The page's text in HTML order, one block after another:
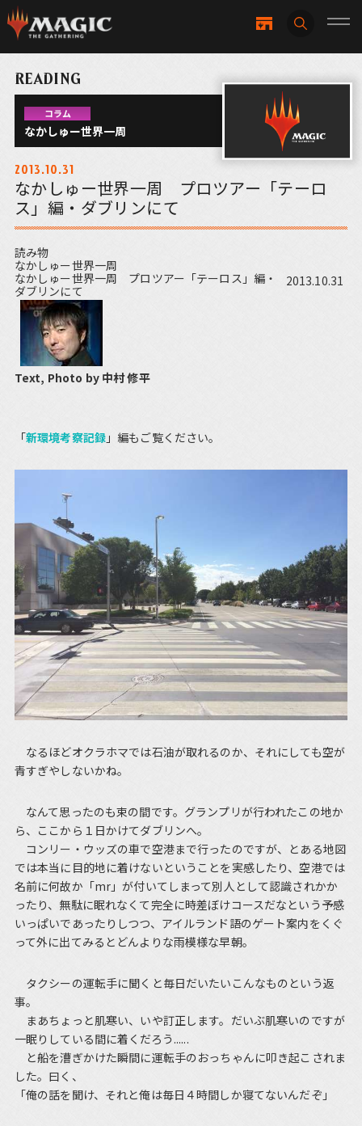
READING
コラム
なかしゅー世界一周
2013.10.31
なかしゅー世界一周 プロツアー「テーロ
ス」編・ダブリンにて
読み物
なかしゅー世界一周
2013.10.31
なかしゅー世界一周 プロツアー「テーロス」編・
ダブリンにて
Text, Photo by 中村 修平
「新環境考察記録 」編もご覧ください。
なるほどオクラホマでは石油が取れるのか、それにしても空が
青すぎやしないかね。
なんて思ったのも束の間です。グランプリが行われたこの地か
ら、ここから１日かけてダブリンへ。
コンリー・ウッズの車で空港まで行ったのですが、とある地図
では本当に目的地に着けないということを実感したり、空港では
名前に何故か「mr」が付いてしまって別人として認識されかか
ったり、無駄に眠れなくて完全に時差ぼけコースだなという予感
いっぱいであったりしつつ、アイルランド語のゲート案内をくぐ
って外に出てみるとどんよりな雨模様な早朝。
タクシーの運転手に聞くと毎日だいたいこんなものという返
事。
まあちょっと肌寒い、いや訂正します。だいぶ肌寒いのですが
一眠りしている間に着くだろう......
と船を漕ぎかけた瞬間に運転手のおっちゃんに叩き起こされま
した。曰く、
「俺の話を聞け、それと俺は毎日４時間しか寝てないんだぞ」